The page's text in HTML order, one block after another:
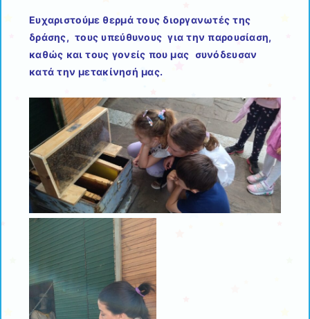
Ευχαριστούμε θερμά τους διοργανωτές της
δράσης, τους υπεύθυνους για την παρουσίαση,
καθώς και τους γονείς που μας συνόδευσαν
κατά την μετακίνησή μας.